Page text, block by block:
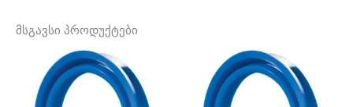
მსგავსი პროდუქტები